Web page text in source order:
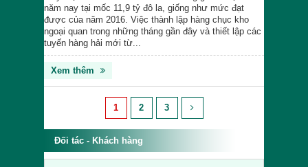
năm nay tại mốc 11,9 tỷ đô la, giống như mức đạt
được của năm 2016. Việc thành lập hàng chục kho
ngoại quan trong những tháng gần đây và thiết lập các
tuyến hàng hải mới từ...
Xem thêm
1 2 3
Đối tác - Khách hàng